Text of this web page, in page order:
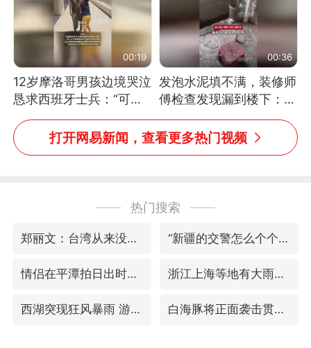
00:19
12岁摩洛哥男孩边境哭泣
恳求西班牙士兵：“可不
可以不要把我遣返回国”
00:36
发泡水泥填不满，装修师
傅检查发现漏到楼下：出
风口未延伸到外墙
打开网易新闻，查看更多热门视频
热门搜索
郑丽文：台湾从来没有“独立”过 “新疆的交警怎么个个像我妈”
情侣在平潭拍日出时坠崖致一死一伤 浙江上海等地有大雨或暴雨
西湖突现狂风暴雨 游客瞬间被浇透 白海豚将正面袭击贯穿浙江